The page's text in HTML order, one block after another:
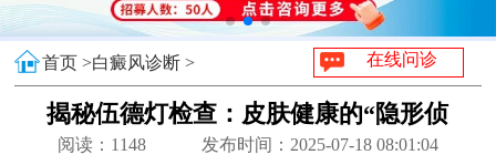
首页 >白癜风诊断 > 在线问诊
揭秘伍德灯检查：皮肤健康的“隐形侦
探”
阅读： 1148 发布时间：2025-07-18 08:01:04